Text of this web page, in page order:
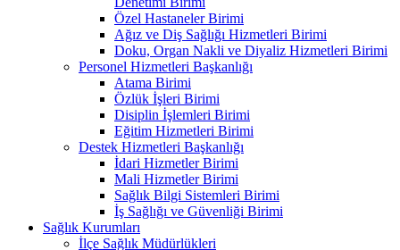
Özel Hastaneler Birimi
Ağız ve Diş Sağlığı Hizmetleri Birimi
Doku, Organ Nakli ve Diyaliz Hizmetleri Birimi
Personel Hizmetleri Başkanlığı
Atama Birimi
Özlük İşleri Birimi
Disiplin İşlemleri Birimi
Eğitim Hizmetleri Birimi
Destek Hizmetleri Başkanlığı
İdari Hizmetler Birimi
Mali Hizmetler Birimi
Sağlık Bilgi Sistemleri Birimi
İş Sağlığı ve Güvenliği Birimi
Sağlık Kurumları
İlçe Sağlık Müdürlükleri